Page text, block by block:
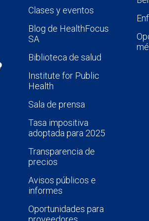
Clases y eventos
Blog de HealthFocus
SA
Biblioteca de salud
Institute for Public
Health
Sala de prensa
Tasa impositiva
adoptada para 2025
Transparencia de
precios
Avisos públicos e
informes
Oportunidades para